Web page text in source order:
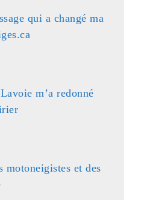
qui a changé ma
m’a redonné
et des